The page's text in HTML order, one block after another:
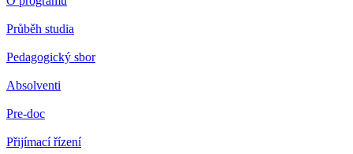
Průběh studia
Pedagogický sbor
Absolventi
Pre-doc
Přijímací řízení